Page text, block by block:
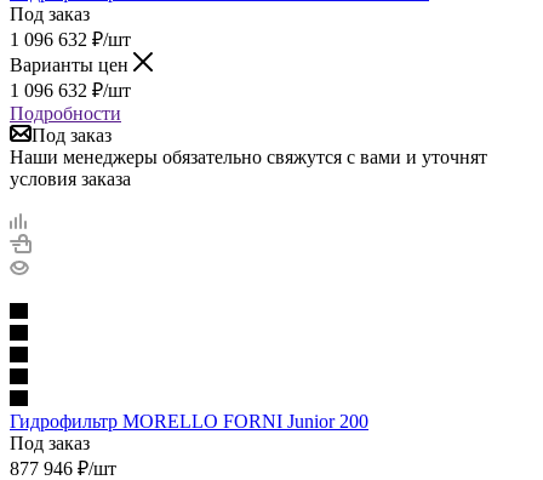
Под заказ
1 096 632 ₽/шт
Варианты цен
1 096 632 ₽/шт
Подробности
Под заказ
Наши менеджеры обязательно свяжутся с вами и уточнят
условия заказа
Гидрофильтр MORELLO FORNI Junior 200
Под заказ
877 946 ₽/шт